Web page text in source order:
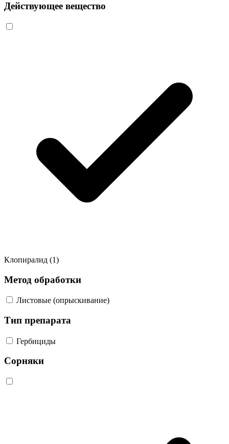
Действующее вещество
Клопиралид (1)
Метод обработки
Листовые (опрыскивание)
Тип препарата
Гербициды
Сорняки